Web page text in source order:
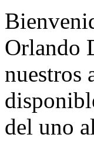
Orlando
nuestros
del uno